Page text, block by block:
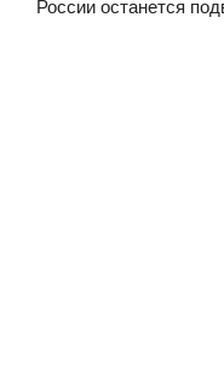
России останется